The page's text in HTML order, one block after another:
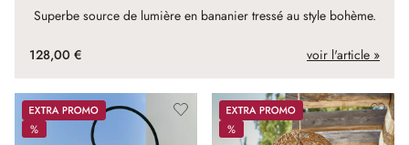
Superbe source de lumière en bananier tressé au style bohème.
128,00 € voir l'article »
Promos
%
%
Promos
%
%